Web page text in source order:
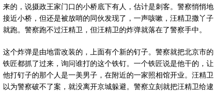
来的，说摄政王家门口的小桥底下有人，估计是刺客。警察悄悄地
接近小桥，但还是被放哨的同伙发现了，一声咳嗽，汪精卫撒丫子
就跑。警察跑不过汪精卫，但汪精卫的炸弹就落在了警察手中。
这个炸弹是由地雷改装的，上面有个新的钉子。警察就把北京市的
铁匠都抓了过来，询问谁打的这个铁钉。一个铁匠说是他干的，让
他打钉子的那个人是一美男子，在附近的一家照相馆开业。汪精卫
以为警察破不了案，就没离开京城躲避。警察立刻就把汪精卫给逮